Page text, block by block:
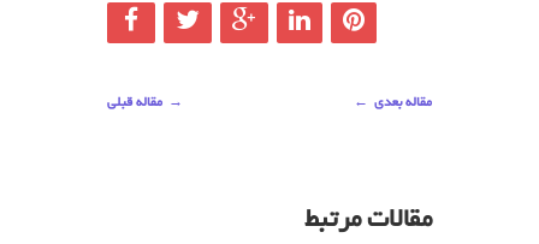
→ مقاله قبلی مقاله بعدی ←
مقالات مرتبط